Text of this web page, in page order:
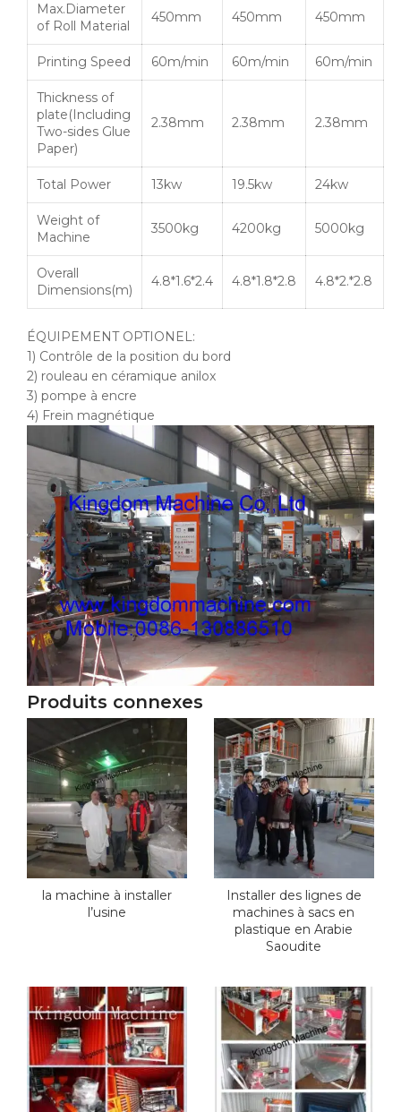
Max.Diameter
of Roll Material
450mm 450mm 450mm
Printing Speed 60m/min 60m/min 60m/min
Thickness of
plate(Including
Two-sides Glue
Paper)
2.38mm 2.38mm 2.38mm
Total Power 13kw 19.5kw 24kw
Weight of
Machine
3500kg 4200kg 5000kg
Overall
Dimensions(m)
4.8*1.6*2.4 4.8*1.8*2.8 4.8*2.*2.8
ÉQUIPEMENT OPTIONEL:
1) Contrôle de la position du bord
2) rouleau en céramique anilox
3) pompe à encre
4) Frein magnétique
Produits connexes
la machine à installer
l’usine
Installer des lignes de
machines à sacs en
plastique en Arabie
Saoudite